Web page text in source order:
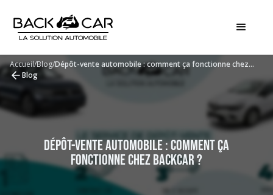
Accueil/Blog/Dépôt-vente automobile : comment ça fonctionne chez
Backcar ?
Blog
Dépôt-vente automobile : comment ça
fonctionne chez Backcar ?